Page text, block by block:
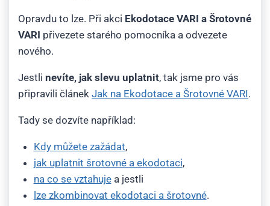
Opravdu to lze. Při akci Ekodotace VARI a Šrotovné
VARI přivezete starého pomocníka a odvezete
nového.
Jestli nevíte, jak slevu uplatnit, tak jsme pro vás
připravili článek Jak na Ekodotace a Šrotovné VARI.
Tady se dozvíte například:
Kdy můžete zažádat,
jak uplatnit šrotovné a ekodotaci,
na co se vztahujea jestli
lze zkombinovat ekodotaci a šrotovné.